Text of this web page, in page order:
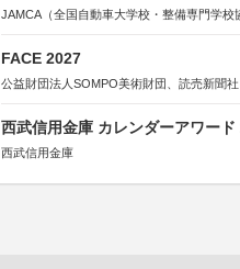
JAMCA（全国自動車大学校・整備専門学校
FACE 2027
公益財団法人SOMPO美術財団、読売新聞社
西武信用金庫 カレンダーアワード
西武信用金庫